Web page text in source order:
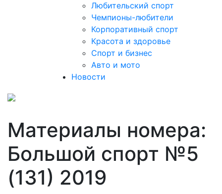
Любительский спорт
Чемпионы-любители
Корпоративный спорт
Красота и здоровье
Спорт и бизнес
Авто и мото
Новости
Материалы номера:
Большой спорт №5
(131) 2019